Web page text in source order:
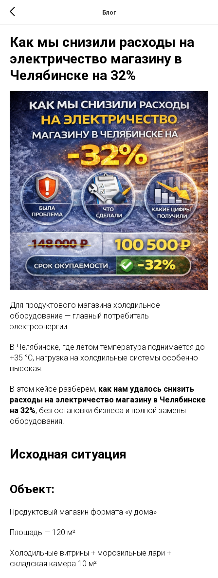
Блог
Как мы снизили расходы на
электричество магазину в
Челябинске на 32%
Для продуктового магазина холодильное
оборудование — главный потребитель
электроэнергии.
В Челябинске, где летом температура поднимается до
+35 °C, нагрузка на холодильные системы особенно
высокая.
В этом кейсе разберём, как нам удалось снизить
расходы на электричество магазину в Челябинске
на 32%, без остановки бизнеса и полной замены
оборудования.
Исходная ситуация
Объект:
Продуктовый магазин формата «у дома»
Площадь — 120 м²
Холодильные витрины + морозильные лари +
складская камера 10 м²